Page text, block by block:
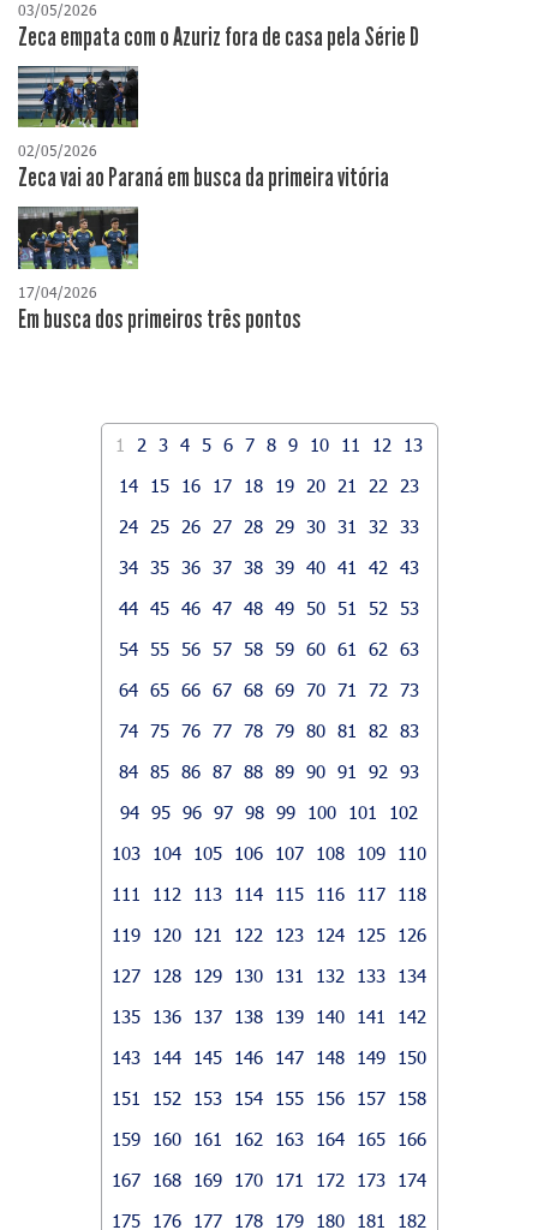
03/05/2026
Zeca empata com o Azuriz fora de casa pela Série D
02/05/2026
Zeca vai ao Paraná em busca da primeira vitória
17/04/2026
​Em busca dos primeiros três pontos
1 2 3 4 5 6 7 8 9 10 11 12
13
14
15 16 17 18 19 20 21 22
23
24
25 26 27 28 29 30 31 32
33
34
35 36 37 38 39 40 41 42
43
44 45 46 47 48 49 50 51 52
53
54
55 56 57 58 59 60 61 62
63
64 65 66 67 68 69 70 71 72
73
74 75 76 77 78 79 80 81 82
83
84 85 86 87 88 89 90 91 92
93
94 95 96 97 98 99 100 101
102
103
104 105 106 107 108 109
110
111
112 113 114 115 116 117
118
119
120 121 122 123 124 125
126
127
128 129 130 131 132 133
134
135
136 137 138 139 140 141
142
143
144 145 146 147 148 149
150
151
152 153 154 155 156 157
158
159
160 161 162 163 164 165
166
167
168 169 170 171 172 173
174
175
176 177 178 179 180 181
182